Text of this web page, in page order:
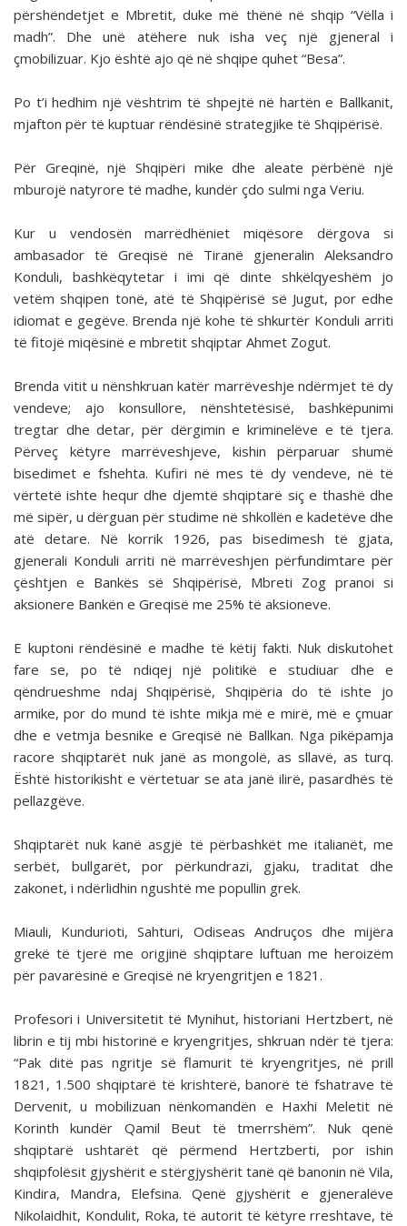
përshëndetjet e Mbretit, duke më thënë në shqip “Vëlla i
madh”. Dhe unë atëhere nuk isha veç një gjeneral i
çmobilizuar. Kjo është ajo që në shqipe quhet “Besa”.
Po t’i hedhim një vështrim të shpejtë në hartën e Ballkanit,
mjafton për të kuptuar rëndësinë strategjike të Shqipërisë.
Për Greqinë, një Shqipëri mike dhe aleate përbënë një
mburojë natyrore të madhe, kundër çdo sulmi nga Veriu.
Kur u vendosën marrëdhëniet miqësore dërgova si
ambasador të Greqisë në Tiranë gjeneralin Aleksandro
Konduli, bashkëqytetar i imi që dinte shkëlqyeshëm jo
vetëm shqipen tonë, atë të Shqipërisë së Jugut, por edhe
idiomat e gegëve. Brenda një kohe të shkurtër Konduli arriti
të fitojë miqësinë e mbretit shqiptar Ahmet Zogut.
Brenda vitit u nënshkruan katër marrëveshje ndërmjet të dy
vendeve; ajo konsullore, nënshtetësisë, bashkëpunimi
tregtar dhe detar, për dërgimin e kriminelëve e të tjera.
Përveç këtyre marrëveshjeve, kishin përparuar shumë
bisedimet e fshehta. Kufiri në mes të dy vendeve, në të
vërtetë ishte hequr dhe djemtë shqiptarë siç e thashë dhe
më sipër, u dërguan për studime në shkollën e kadetëve dhe
atë detare. Në korrik 1926, pas bisedimesh të gjata,
gjenerali Konduli arriti në marrëveshjen përfundimtare për
çështjen e Bankës së Shqipërisë, Mbreti Zog pranoi si
aksionere Bankën e Greqisë me 25% të aksioneve.
E kuptoni rëndësinë e madhe të këtij fakti. Nuk diskutohet
fare se, po të ndiqej një politikë e studiuar dhe e
qëndrueshme ndaj Shqipërisë, Shqipëria do të ishte jo
armike, por do mund të ishte mikja më e mirë, më e çmuar
dhe e vetmja besnike e Greqisë në Ballkan. Nga pikëpamja
racore shqiptarët nuk janë as mongolë, as sllavë, as turq.
Është historikisht e vërtetuar se ata janë ilirë, pasardhës të
pellazgëve.
Shqiptarët nuk kanë asgjë të përbashkët me italianët, me
serbët, bullgarët, por përkundrazi, gjaku, traditat dhe
zakonet, i ndërlidhin ngushtë me popullin grek.
Miauli, Kundurioti, Sahturi, Odiseas Andruços dhe mijëra
grekë të tjerë me origjinë shqiptare luftuan me heroizëm
për pavarësinë e Greqisë në kryengritjen e 1821.
Profesori i Universitetit të Mynihut, historiani Hertzbert, në
librin e tij mbi historinë e kryengritjes, shkruan ndër të tjera:
“Pak ditë pas ngritje së flamurit të kryengritjes, në prill
1821, 1.500 shqiptarë të krishterë, banorë të fshatrave të
Dervenit, u mobilizuan nënkomandën e Haxhi Meletit në
Korinth kundër Qamil Beut të tmerrshëm”. Nuk qenë
shqiptarë ushtarët që përmend Hertzberti, por ishin
shqipfolësit gjyshërit e stërgjyshërit tanë që banonin në Vila,
Kindira, Mandra, Elefsina. Qenë gjyshërit e gjeneralëve
Nikolaidhit, Kondulit, Roka, të autorit të këtyre rreshtave, të